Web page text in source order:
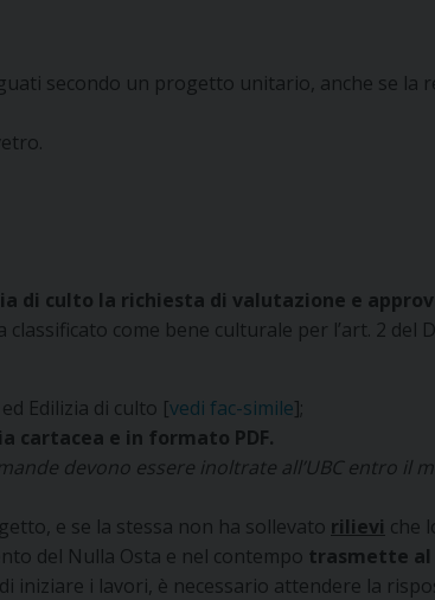
secondo un progetto unitario, anche se la
di culto la richiesta di valutazione e
come bene culturale per l’art. 2 del
Edilizia di culto [vedi fac-simile];
cartacea e in formato PDF.
devono essere inoltrate all’UBC entro il
e se la stessa non ha sollevato rilievi che
del Nulla Osta e nel contempo trasmette al
iniziare i lavori, è necessario attendere la